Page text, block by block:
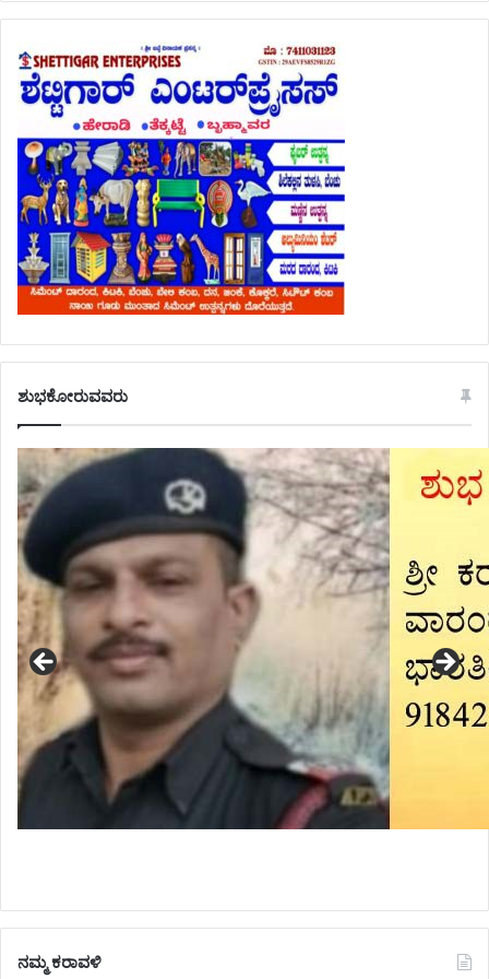
ಶುಭಕೋರುವವರು
ನಮ್ಮ ಕರಾವಳಿ